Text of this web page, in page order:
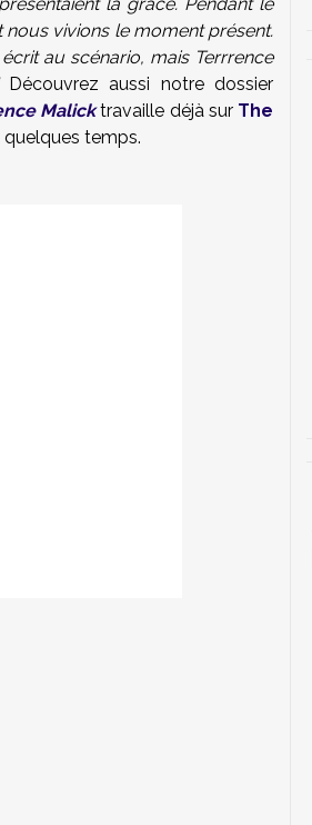
vivions le moment présent.
au scénario, mais Terrrence
Découvrez aussi notre dossier
Malicktravaille déjà sur The
quelques temps.